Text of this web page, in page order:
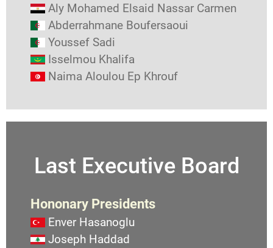
Aly Mohamed Elsaid Nassar Carmen
Abderrahmane Boufersaoui
Youssef Sadi
Isselmou Khalifa
Naima Aloulou Ep Khrouf
Last Executive Board
Hononary Presidents
Enver Hasanoglu
Joseph Haddad